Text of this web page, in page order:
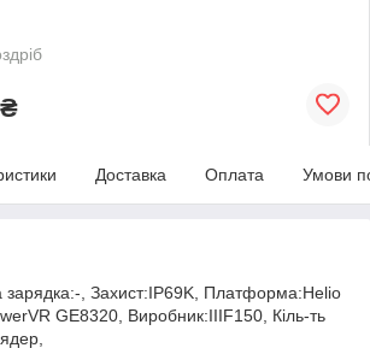
₴
Доставка Оплата Умови
зарядка:-, Захист:IP69K, Платформа:Helio
GE8320, Виробник:IIIF150, Кіль-ть